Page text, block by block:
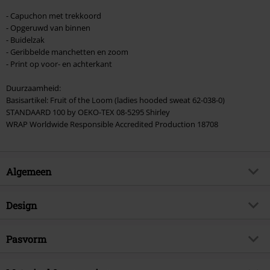
- Capuchon met trekkoord
- Opgeruwd van binnen
- Buidelzak
- Geribbelde manchetten en zoom
- Print op voor- en achterkant
Duurzaamheid:
Basisartikel: Fruit of the Loom (ladies hooded sweat 62-038-0)
STANDAARD 100 by OEKO-TEX 08-5295 Shirley
WRAP Worldwide Responsible Accredited Production 18708
Algemeen
Artikelnr.
Muziekgenre
Design
Producttype
Pasvorm